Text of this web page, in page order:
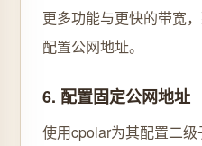
更多功能与更快的带宽
配置公网地址。
6. 配置固定公网地址
使用cpolar为其配置二